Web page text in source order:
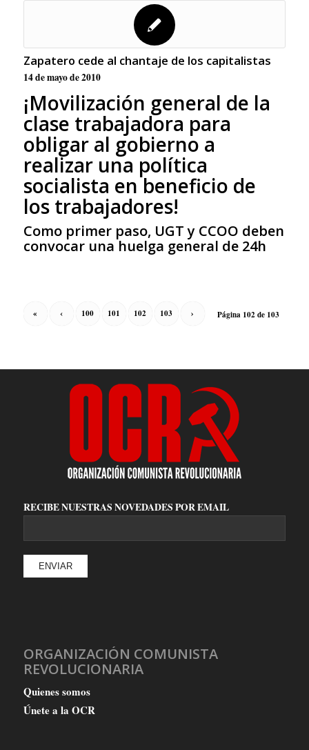
Zapatero cede al chantaje de los capitalistas
14 de mayo de 2010
¡Movilización general de la
clase trabajadora para
obligar al gobierno a
realizar una política
socialista en beneficio de
los trabajadores!
Como primer paso, UGT y CCOO deben
convocar una huelga general de 24h
Página 102 de 103
« ‹ 100 101 102 103 ›
RECIBE NUESTRAS NOVEDADES POR EMAIL
ORGANIZACIÓN COMUNISTA
REVOLUCIONARIA
Quienes somos
Únete a la OCR